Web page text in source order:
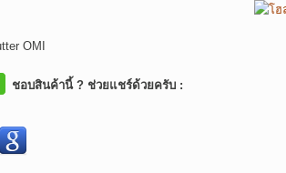
OMI
ชอบสินค้านี้ ? ช่วยแชร์ด้วยครับ :